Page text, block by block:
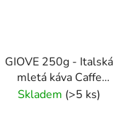
GIOVE 250g - Italská
mletá káva Caffe
Pompeii
Skladem (>5 ks)